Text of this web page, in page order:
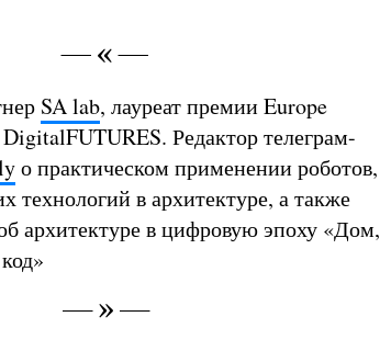
SA lab, лауреат премии Europe
Редактор телеграм-
о практическом применении роботов,
технологий в архитектуре, а также
архитектуре в цифровую эпоху «Дом,